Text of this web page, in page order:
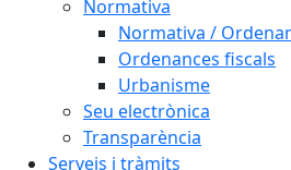
Normativa
Normativa /
Ordenances fiscals
Urbanisme
Seu electrònica
Transparència
Serveis i tràmits